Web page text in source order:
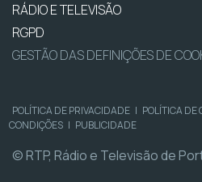
RÁDIO E TELEVISÃO
RGPD
GESTÃO DAS DEFINIÇÕES DE
POLÍTICA DE PRIVACIDADE | POLÍTICA DE
CONDIÇÕES | PUBLICIDADE
© RTP, Rádio e Televisão de